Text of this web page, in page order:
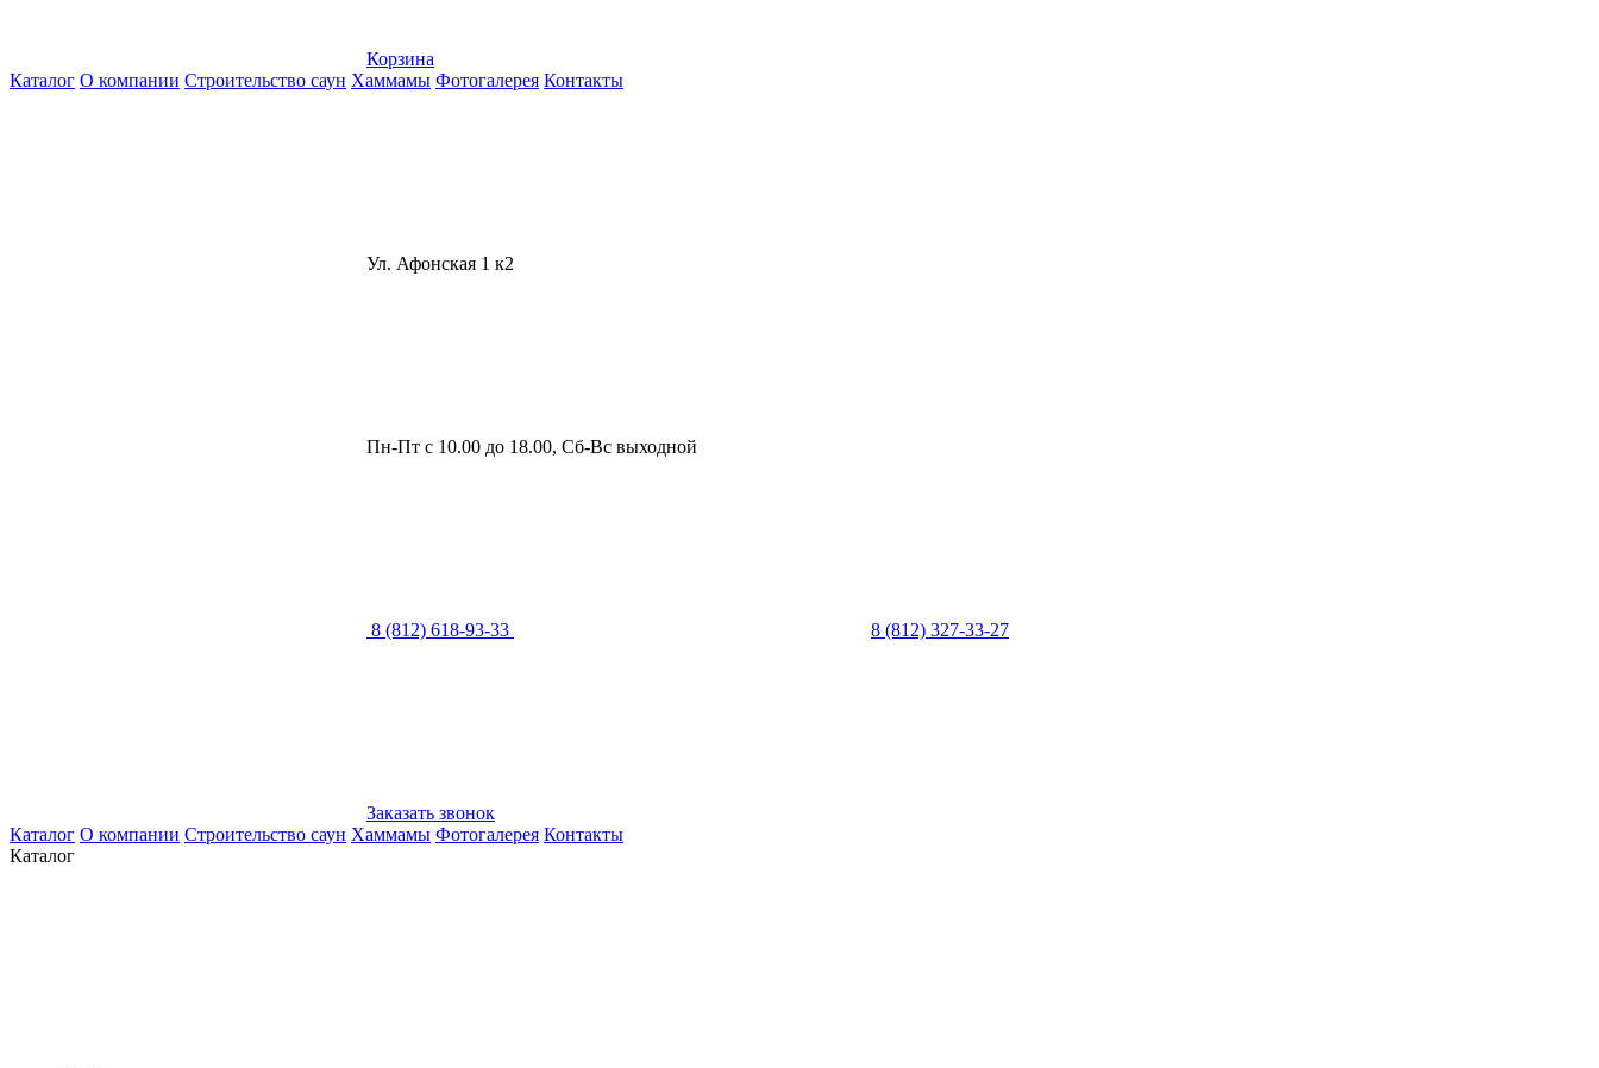
Корзина
Каталог О компании Строительство саун Хаммамы Фотогалерея Контакты
Ул. Афонская 1 к2
Пн-Пт с 10.00 до 18.00, Сб-Вс выходной
8 (812) 618-93-33 8 (812) 327-33-27
Заказать звонок
Каталог О компании Строительство саун Хаммамы Фотогалерея Контакты
Каталог